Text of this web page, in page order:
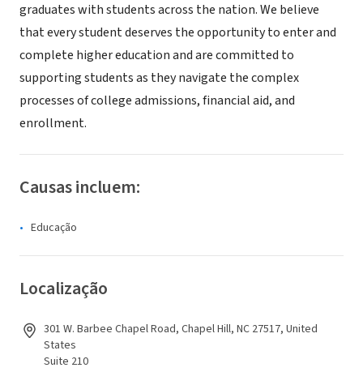
graduates with students across the nation. We believe
that every student deserves the opportunity to enter and
complete higher education and are committed to
supporting students as they navigate the complex
processes of college admissions, financial aid, and
enrollment.
Causas incluem:
Educação
Localização
301 W. Barbee Chapel Road, Chapel Hill, NC 27517, United
States
Suite 210